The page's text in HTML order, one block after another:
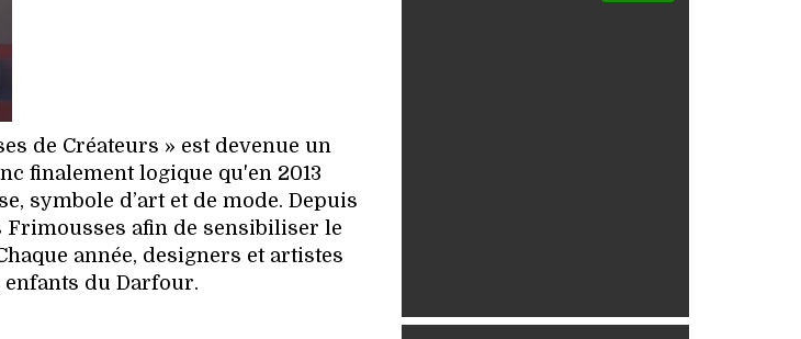
de Créateurs » est devenue un
finalement logique qu'en 2013
symbole d’art et de mode. Depuis
Frimousses afin de sensibiliser le
année, designers et artistes
du Darfour.